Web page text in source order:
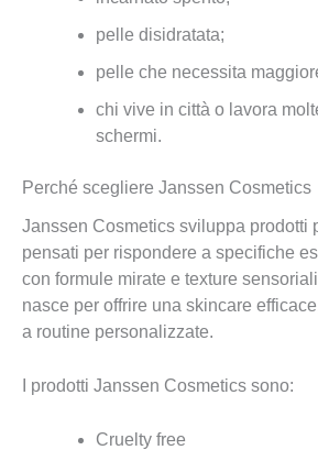
pelle disidratata;
pelle che necessita
chi vive in città o lavora
schermi.
Perché scegliere Janssen Cosmetics
Janssen Cosmetics sviluppa prodotti
pensati per rispondere a specifiche
con formule mirate e texture
nasce per offrire una skincare
a routine personalizzate.
I prodotti Janssen Cosmetics sono:
Cruelty free